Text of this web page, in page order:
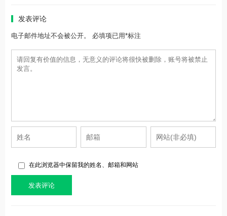
发表评论
电子邮件地址不会被公开。 必填项已用*标注
在此浏览器中保留我的姓名、邮箱和网站